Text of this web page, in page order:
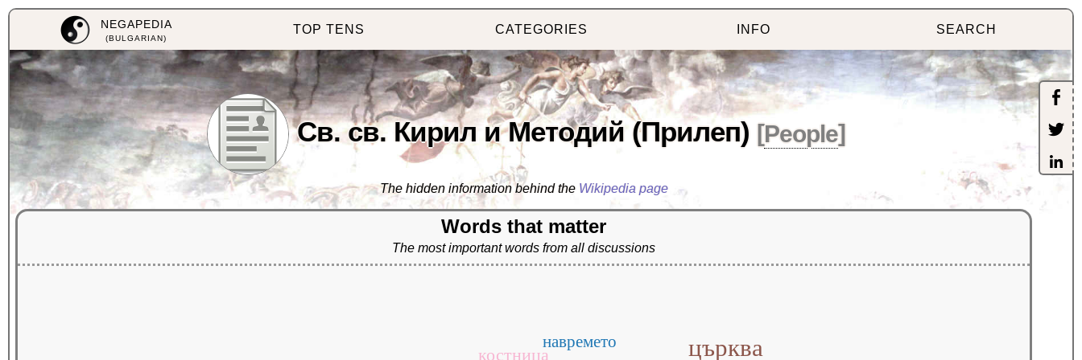
NEGAPEDIA
(BULGARIAN)
TOP TENS CATEGORIES INFO SEARCH
Св. св. Кирил и Методий (Прилеп) [People]
The hidden information behind the Wikipedia page
Words that matter
The most important words from all discussions
църква
костница
навремето